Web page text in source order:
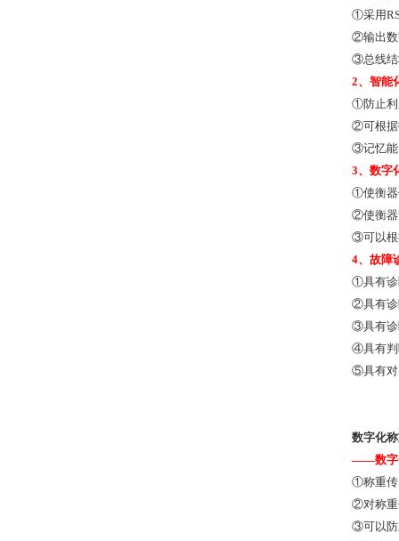
①采用
②输出数
③总线结
2、智能
①防止
②可根据
③记忆能
3、数字
①使衡
②使衡器
③可以根
4、故障
①具有
②具有诊
③具有诊
④具有判
⑤具有对
数字化
——数
①称重
②对称重
③可以防